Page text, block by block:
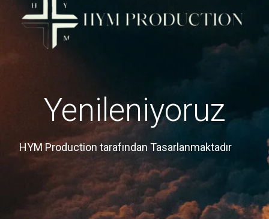
Yenileniyoruz
HYM Production tarafından Tasarlanmaktadır